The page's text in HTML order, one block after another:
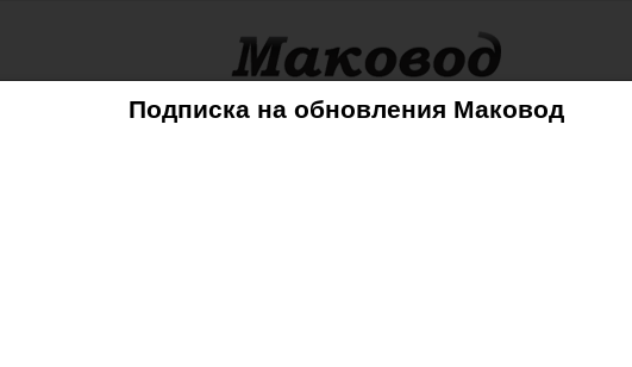
Подписка на обновления Маковод
Советы Mac iPhone iPad iPod AppleTV